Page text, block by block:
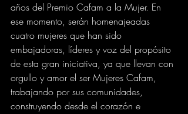
años del Premio Cafam a la Mujer. En
ese momento, serán homenajeadas
cuatro mujeres que han sido
embajadoras, líderes y voz del propósito
de esta gran iniciativa, ya que llevan con
orgullo y amor el ser Mujeres Cafam,
trabajando por sus comunidades,
construyendo desde el corazón e